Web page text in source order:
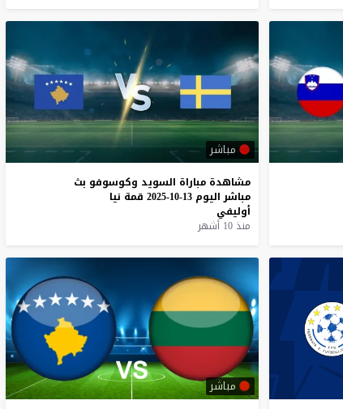
مباشر
مشاهدة مباراة السويد وكوسوفو بث
مباشر اليوم 13-10-2025 قمة نيا
أوليفي
منذ 10 أشهر
مباشر